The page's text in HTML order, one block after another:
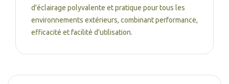
d'éclairage polyvalente et pratique pour tous les
environnements extérieurs, combinant performance,
efficacité et facilité d'utilisation.